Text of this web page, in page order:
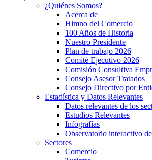
¿Quiénes Somos?
Acerca de
Himno del Comercio
100 Años de Historia
Nuestro Presidente
Plan de trabajo 2026
Comité Ejecutivo 2026
Comisión Consultiva
Consejo Asesor Tratados
Consejo Directivo por
Estadística y Datos Relevantes
Datos relevantes de los
Estudios Relevantes
Infografías
Observatorio interactivo
Sectores
Comercio